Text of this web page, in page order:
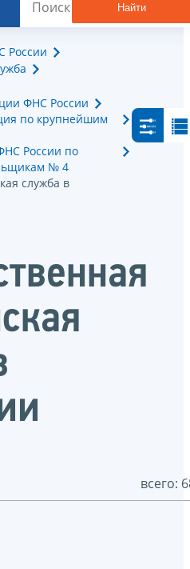
Найти
России
ФНС России
по крупнейшим
России по
№ 4
служба в
всего: